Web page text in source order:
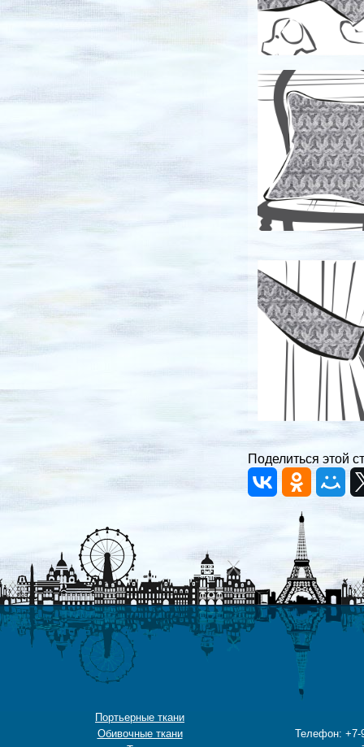
Поделиться этой
Портьерные ткани
Обивочные ткани
Телефон: +7-